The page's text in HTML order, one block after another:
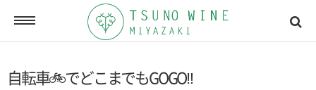
ONLINE SHOP
オンラインショッピング
自転車🚲でどこまでもGOGO‼